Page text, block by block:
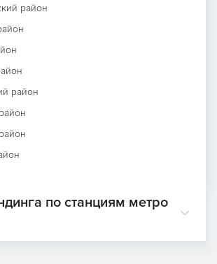
район
район
по станциям метро